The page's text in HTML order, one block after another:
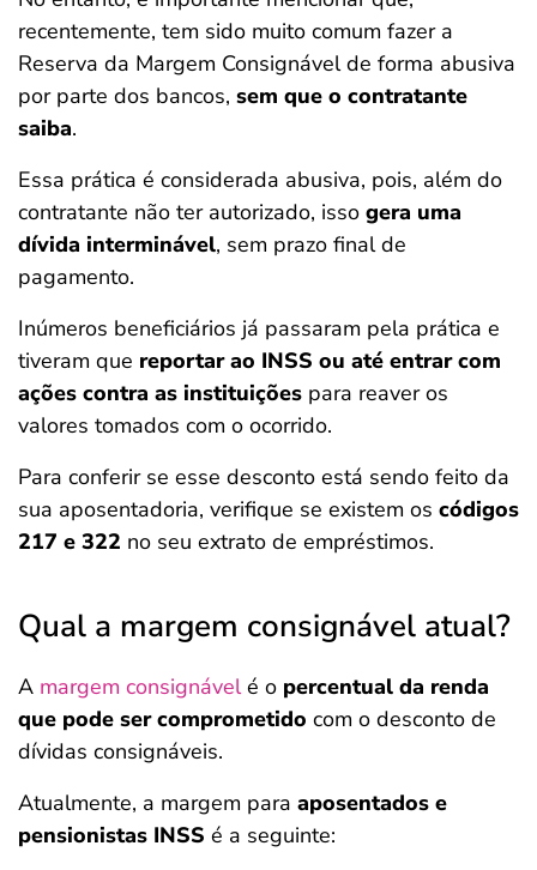
recentemente, tem sido muito comum fazer a
Reserva da Margem Consignável de forma abusiva
por parte dos bancos, sem que o contratante
saiba.
Essa prática é considerada abusiva, pois, além do
contratante não ter autorizado, isso gera uma
dívida interminável, sem prazo final de
pagamento.
Inúmeros beneficiários já passaram pela prática e
tiveram que reportar ao INSS ou até entrar com
ações contra as instituições para reaver os
valores tomados com o ocorrido.
Para conferir se esse desconto está sendo feito da
sua aposentadoria, verifique se existem os códigos
217 e 322 no seu extrato de empréstimos.
Qual a margem consignável atual?
A margem consignávelé o percentual da renda
que pode ser comprometido com o desconto de
dívidas consignáveis.
Atualmente, a margem para aposentados e
pensionistas INSS é a seguinte: